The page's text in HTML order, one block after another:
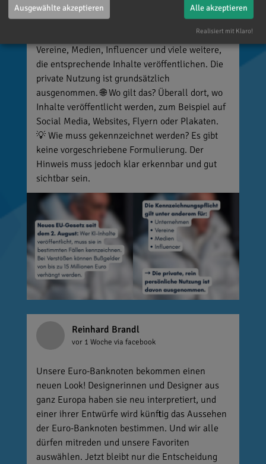
manipulierte Inhalte, die echte Personen, Orte
oder Ereignisse täuschend echt darstellen (z. B.
Deepfakes). 👥 Wer ist betroffen? Unternehmen,
Vereine, Medien, Influencer und viele weitere,
die entsprechende Inhalte veröffentlichen. Die
private Nutzung ist grundsätzlich
ausgenommen. 🌐 Wo gilt das? Überall dort, wo
Inhalte veröffentlicht werden, zum Beispiel auf
Social Media, Websites, Flyern oder Plakaten.
💡 Wie muss gekennzeichnet werden? Es gibt
keine vorgeschriebene Formulierung. Der
Hinweis muss jedoch klar erkennbar und gut
sichtbar sein.
Reinhard Brandl
vor 1 Woche via facebook
Unsere Euro-Banknoten bekommen einen
neuen Look! Designerinnen und Designer aus
ganz Europa haben sie neu interpretiert, und
einer ihrer Entwürfe wird künftig das Aussehen
der Euro-Banknoten bestimmen. Und wir alle
dürfen mitreden und unsere Favoriten
auswählen. Jetzt bleibt nur die Entscheidung
Ausgewählte akzeptieren Alle akzeptieren
Realisiert mit Klaro!